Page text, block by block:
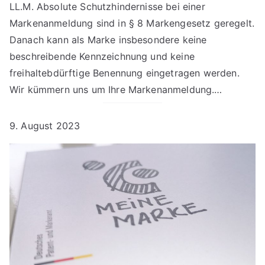
LL.M. Absolute Schutzhindernisse bei einer
Markenanmeldung sind in § 8 Markengesetz geregelt.
Danach kann als Marke insbesondere keine
beschreibende Kennzeichnung und keine
freihaltebdürftige Benennung eingetragen werden.
Wir kümmern uns um Ihre Markenanmeldung.…
9. August 2023